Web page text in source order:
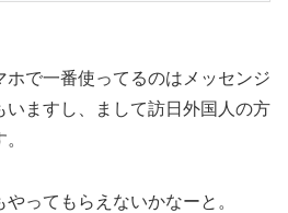
ホで一番使ってるのはメッセンジ
いますし、まして訪日外国人の方
ってもらえないかなーと。